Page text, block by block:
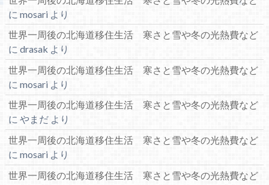
に mosariより
世界一周後の北海道移住生活 寒さと雪や冬の光熱費など
に drasak より
世界一周後の北海道移住生活 寒さと雪や冬の光熱費など
に mosariより
世界一周後の北海道移住生活 寒さと雪や冬の光熱費など
に やまだより
世界一周後の北海道移住生活 寒さと雪や冬の光熱費など
に mosariより
世界一周後の北海道移住生活 寒さと雪や冬の光熱費など